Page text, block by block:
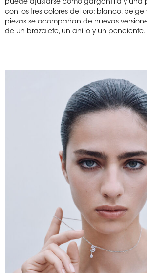
puede ajustarse como gargantilla y una
con los tres colores del oro: blanco, beige
piezas se acompañan de nuevas
de un brazalete, un anillo y un pendiente.